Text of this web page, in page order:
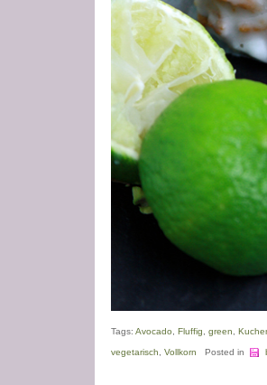
Tags: Avocado Fluffig green
vegetarisch Vollkorn Posted in